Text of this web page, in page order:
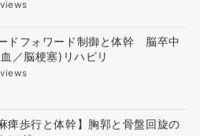
ドフォワード制御と体幹 脳卒中
／脳梗塞)リハビリ
麻痺歩行と体幹】胸郭と骨盤回旋の